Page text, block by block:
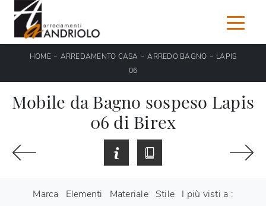
HOME- ARREDAMENTO CASA -ARREDO BAGNO - LAPIS
06
Mobile da Bagno sospeso Lapis
06 di Birex
Marca Elementi Materiale Stile I più visti a :